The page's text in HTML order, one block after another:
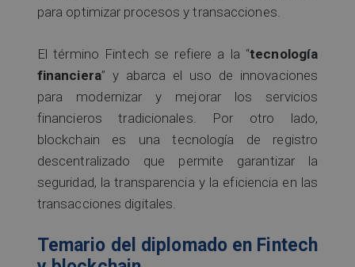
para optimizar procesos y transacciones.
El término Fintech se refiere a la “tecnología
financiera” y abarca el uso de innovaciones
para modernizar y mejorar los servicios
financieros tradicionales. Por otro lado,
blockchain es una tecnología de registro
descentralizado que permite garantizar la
seguridad, la transparencia y la eficiencia en las
transacciones digitales.
Temario del diplomado en Fintech